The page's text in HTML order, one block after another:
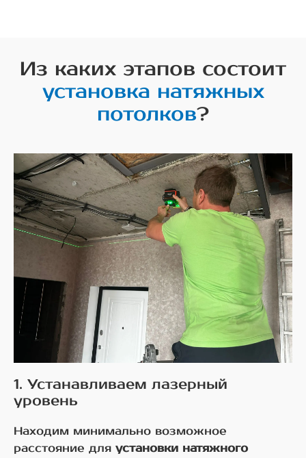
Из каких этапов состоит
установка натяжных
потолков?
1. Устанавливаем лазерный
уровень
Находим минимально возможное
расстояние для установки натяжного